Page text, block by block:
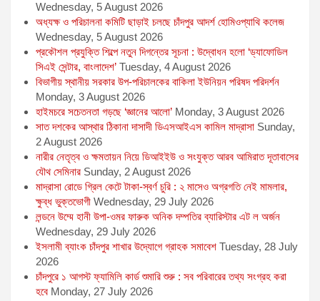
Wednesday, 5 August 2026
অধ্যক্ষ ও পরিচালনা কমিটি ছাড়াই চলছে চাঁদপুর আদর্শ হোমিওপ্যাথি কলেজ
Wednesday, 5 August 2026
প্রকৌশল প্রযুক্তি শিল্পে নতুন দিগন্তের সূচনা : উদ্বোধন হলো ‘ড্যাফোডিল
সিএই সেন্টার, বাংলাদেশ’ Tuesday, 4 August 2026
বিভাগীয় স্থানীয় সরকার উপ-পরিচালকের বাকিলা ইউনিয়ন পরিষদ পরিদর্শন
Monday, 3 August 2026
হাইমচরে সচেতনতা গড়ছে ‘জ্ঞানের আলো’ Monday, 3 August 2026
সাত দশকের আস্থার ঠিকানা দাসাদী ডিএসআইএস কামিল মাদ্রাসা Sunday,
2 August 2026
নারীর নেতৃত্ব ও ক্ষমতায়ন নিয়ে ডিআইইউ ও সংযুক্ত আরব আমিরাত দূতাবাসের
যৌথ সেমিনার Sunday, 2 August 2026
মাদ্রাসা রোডে গ্রিল কেটে টাকা-স্বর্ণ চুরি : ২ মাসেও অগ্রগতি নেই মামলার,
ক্ষুব্ধ ভুক্তভোগী Wednesday, 29 July 2026
লন্ডনে উম্মে হানী উপা-ওমর ফারুক অনিক দম্পতির ব্যারিস্টার এট ল অর্জন
Wednesday, 29 July 2026
ইসলামী ব্যাংক চাঁদপুর শাখার উদ্যোগে গ্রাহক সমাবেশ Tuesday, 28 July
2026
চাঁদপুরে ১ আগস্ট ফ্যামিলি কার্ড শুমারি শুরু : সব পরিবারের তথ্য সংগ্রহ করা
হবে Monday, 27 July 2026